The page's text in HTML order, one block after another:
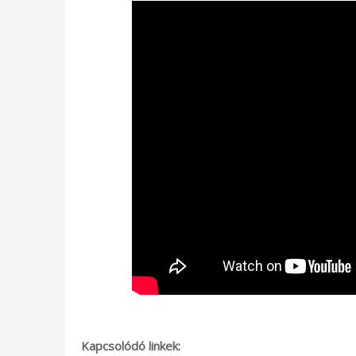
Kapcsolódó linkek: